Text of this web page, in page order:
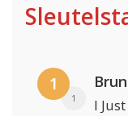
1
1 I